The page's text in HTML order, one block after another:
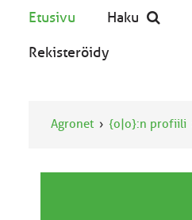
Etusivu Haku
Rekisteröidy
Agronet {o|o}:n profiili